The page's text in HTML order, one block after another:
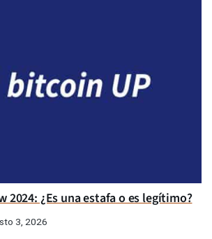
2024: ¿Es una estafa o es legítimo?
3, 2026